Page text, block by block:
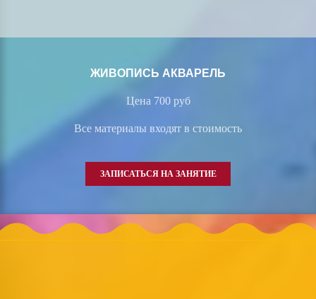
ЖИВОПИСЬ АКВАРЕЛЬ
Цена 700 руб
Все материалы входят в стоимость
ЗАПИСАТЬСЯ НА ЗАНЯТИЕ